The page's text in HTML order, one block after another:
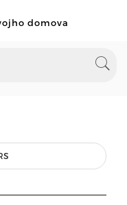
domova